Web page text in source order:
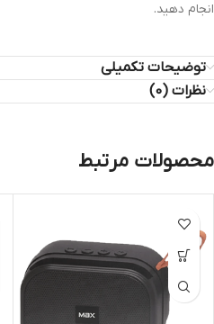
انجام دهید.
توضیحات تکمیلی
نظرات (0)
محصولات مرتبط